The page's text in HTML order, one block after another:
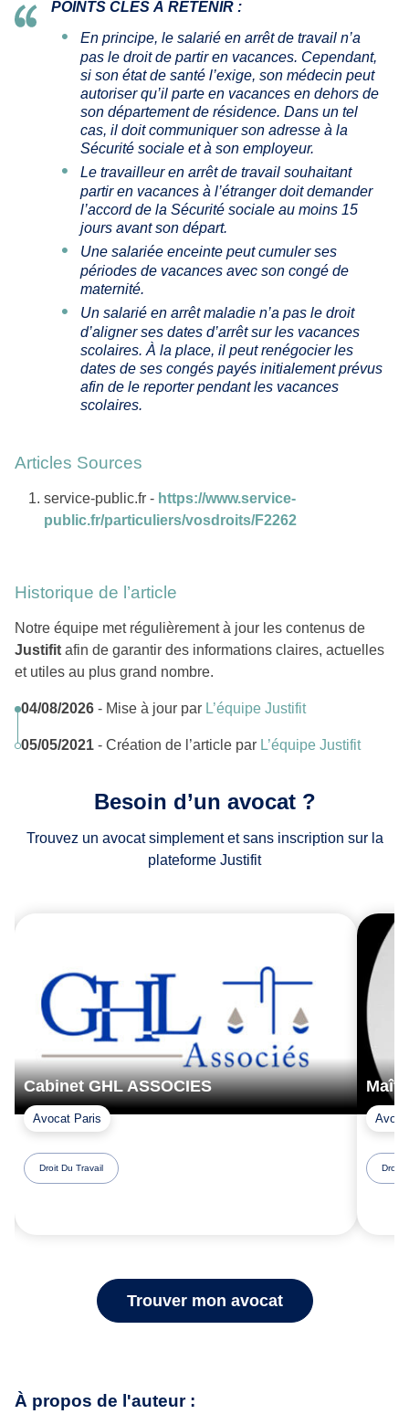
POINTS CLÉS À RETENIR :
En principe, le salarié en arrêt de travail n’a
pas le droit de partir en vacances. Cependant,
si son état de santé l’exige, son médecin peut
autoriser qu’il parte en vacances en dehors de
son département de résidence. Dans un tel
cas, il doit communiquer son adresse à la
Sécurité sociale et à son employeur.
Le travailleur en arrêt de travail souhaitant
partir en vacances à l’étranger doit demander
l’accord de la Sécurité sociale au moins 15
jours avant son départ.
Une salariée enceinte peut cumuler ses
périodes de vacances avec son congé de
maternité.
Un salarié en arrêt maladie n’a pas le droit
d’aligner ses dates d’arrêt sur les vacances
scolaires. À la place, il peut renégocier les
dates de ses congés payés initialement prévus
afin de le reporter pendant les vacances
scolaires.
Articles Sources
service-public.fr - https://www.service-
public.fr/particuliers/vosdroits/F2262
Historique de l’article
Notre équipe met régulièrement à jour les contenus de
Justifit afin de garantir des informations claires, actuelles
et utiles au plus grand nombre.
04/08/2026 - Mise à jour par L’équipe Justifit
05/05/2021 - Création de l’article par L’équipe Justifit
Besoin d’un avocat ?
Trouvez un avocat simplement et sans inscription sur la
plateforme Justifit
Cabinet GHL ASSOCIES
Avocat Paris
Droit Du Travail Droit
Trouver mon avocat
À propos de l'auteur :